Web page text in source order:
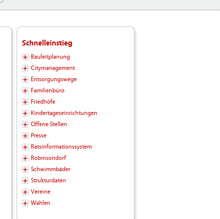
Schnelleinstieg
Bauleitplanung
Citymanagement
Entsorgungswege
Familienbüro
Friedhöfe
Kindertageseinrichtungen
Offene Stellen
Presse
Ratsinformationssystem
Robinsondorf
Schwimmbäder
Strukturdaten
Vereine
Wahlen